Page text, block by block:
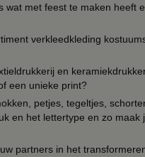
wat met feest te maken heeft
verkleedkleding
en
een unieke print?
petjes, tegeltjes,
en het lettertype en zo maak
partners in het